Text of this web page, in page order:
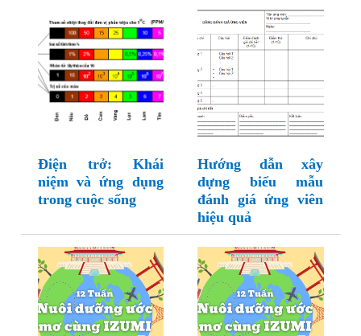
Điện trở: Khái
niệm và ứng dụng
trong cuộc sống
Hướng dẫn xây
dựng biểu mẫu
đánh giá ứng viên
hiệu quả